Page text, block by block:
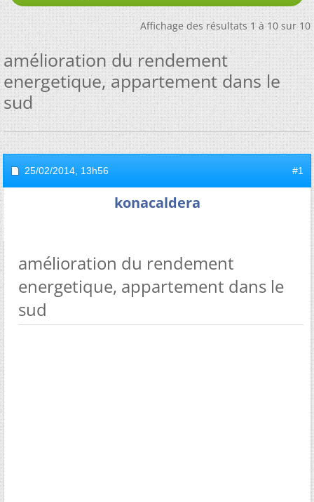
Affichage des résultats 1 à 10 sur 10
amélioration du rendement
energetique, appartement dans le
sud
25/02/2014, 13h56 #1
konacaldera
amélioration du rendement
energetique, appartement dans le
sud